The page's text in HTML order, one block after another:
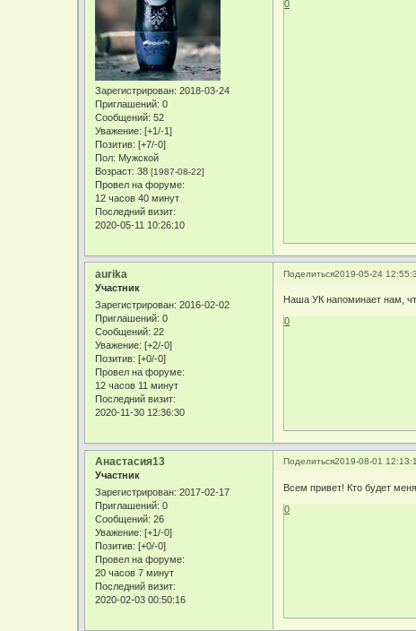
Зарегистрирован: 2018-03-24
Приглашений: 0
Сообщений: 52
Уважение: [+1/-1]
Позитив: [+7/-0]
Пол: Мужской
Возраст: 38[1987-08-22]
Провел на форуме:
12 часов 40 минут
Последний визит:
2020-05-11 10:26:10
0
Поделиться2019-05-24
aurika
Участник
Зарегистрирован: 2016-02-02
Приглашений: 0
Сообщений: 22
Уважение: [+2/-0]
Позитив: [+0/-0]
Провел на форуме:
12 часов 11 минут
Последний визит:
2020-11-30 12:36:30
Наша УК напоминает нам,
0
Поделиться2019-08-01
Анастасия13
Участник
Зарегистрирован: 2017-02-17
Приглашений: 0
Сообщений: 26
Уважение: [+1/-0]
Позитив: [+0/-0]
Провел на форуме:
20 часов 7 минут
Последний визит:
2020-02-03 00:50:16
Всем привет! Кто будет
0